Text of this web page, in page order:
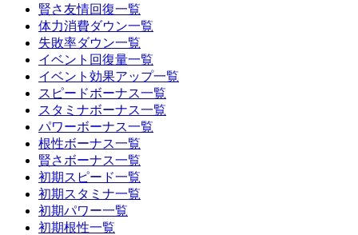
賢さ友情回復一覧
体力消費ダウン一覧
失敗率ダウン一覧
イベント回復量一覧
イベント効果アップ一覧
スピードボーナス一覧
スタミナボーナス一覧
パワーボーナス一覧
根性ボーナス一覧
賢さボーナス一覧
初期スピード一覧
初期スタミナ一覧
初期パワー一覧
初期根性一覧